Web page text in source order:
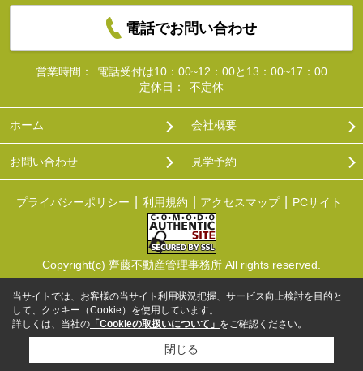
電話でお問い合わせ
営業時間：
電話受付は10：00~12：00と13：00~17：00
定休日：
不定休
ホーム 会社概要
お問い合わせ 見学予約
プライバシーポリシー 利用規約 アクセスマップ PCサイト
Copyright(c) 齊藤不動産管理事務所 All rights reserved.
当サイトでは、お客様の当サイト利用状況把握、サービス向上検討を目的と
して、クッキー（Cookie）を使用しています。
詳しくは、当社の 「Cookieの取扱いについて」 をご確認ください。
閉じる